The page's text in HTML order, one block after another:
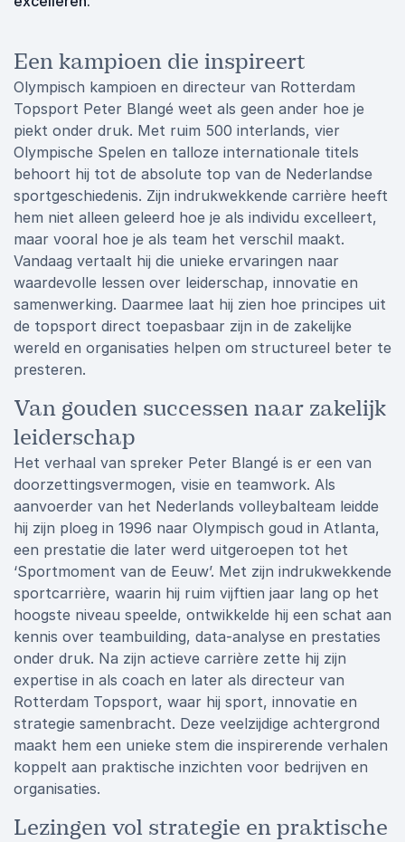
Een kampioen die inspireert
Olympisch kampioen en directeur van Rotterdam
Topsport Peter Blangé weet als geen ander hoe je
piekt onder druk. Met ruim 500 interlands, vier
Olympische Spelen en talloze internationale titels
behoort hij tot de absolute top van de Nederlandse
sportgeschiedenis. Zijn indrukwekkende carrière heeft
hem niet alleen geleerd hoe je als individu excelleert,
maar vooral hoe je als team het verschil maakt.
Vandaag vertaalt hij die unieke ervaringen naar
waardevolle lessen over leiderschap, innovatie en
samenwerking. Daarmee laat hij zien hoe principes uit
de topsport direct toepasbaar zijn in de zakelijke
wereld en organisaties helpen om structureel beter te
presteren.
Van gouden successen naar zakelijk
leiderschap
Het verhaal van spreker Peter Blangé is er een van
doorzettingsvermogen, visie en teamwork. Als
aanvoerder van het Nederlands volleybalteam leidde
hij zijn ploeg in 1996 naar Olympisch goud in Atlanta,
een prestatie die later werd uitgeroepen tot het
‘Sportmoment van de Eeuw’. Met zijn indrukwekkende
sportcarrière, waarin hij ruim vijftien jaar lang op het
hoogste niveau speelde, ontwikkelde hij een schat aan
kennis over teambuilding, data-analyse en prestaties
onder druk. Na zijn actieve carrière zette hij zijn
expertise in als coach en later als directeur van
Rotterdam Topsport, waar hij sport, innovatie en
strategie samenbracht. Deze veelzijdige achtergrond
maakt hem een unieke stem die inspirerende verhalen
koppelt aan praktische inzichten voor bedrijven en
organisaties.
Lezingen vol strategie en praktische